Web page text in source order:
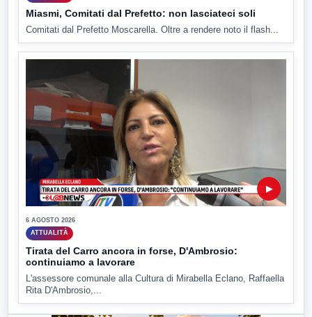
Miasmi, Comitati dal Prefetto: non lasciateci soli
Comitati dal Prefetto Moscarella. Oltre a rendere noto il flash...
▶
6 AGOSTO 2026
ATTUALITÀ
Tirata del Carro ancora in forse, D'Ambrosio:
continuiamo a lavorare
L'assessore comunale alla Cultura di Mirabella Eclano, Raffaella
Rita D'Ambrosio,...